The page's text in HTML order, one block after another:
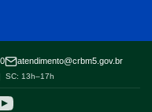
atendimento@crbm5.gov.br
SC: 13h–17h